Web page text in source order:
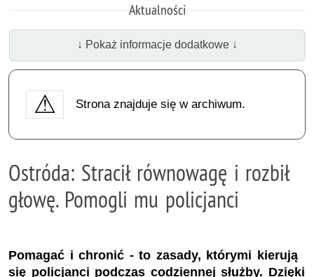
Aktualności
↓ Pokaż informacje dodatkowe ↓
Strona znajduje się w archiwum.
Ostróda: Stracił równowagę i rozbił
głowę. Pomogli mu policjanci
Pomagać i chronić - to zasady, którymi kierują
się policjanci podczas codziennej służby. Dzięki